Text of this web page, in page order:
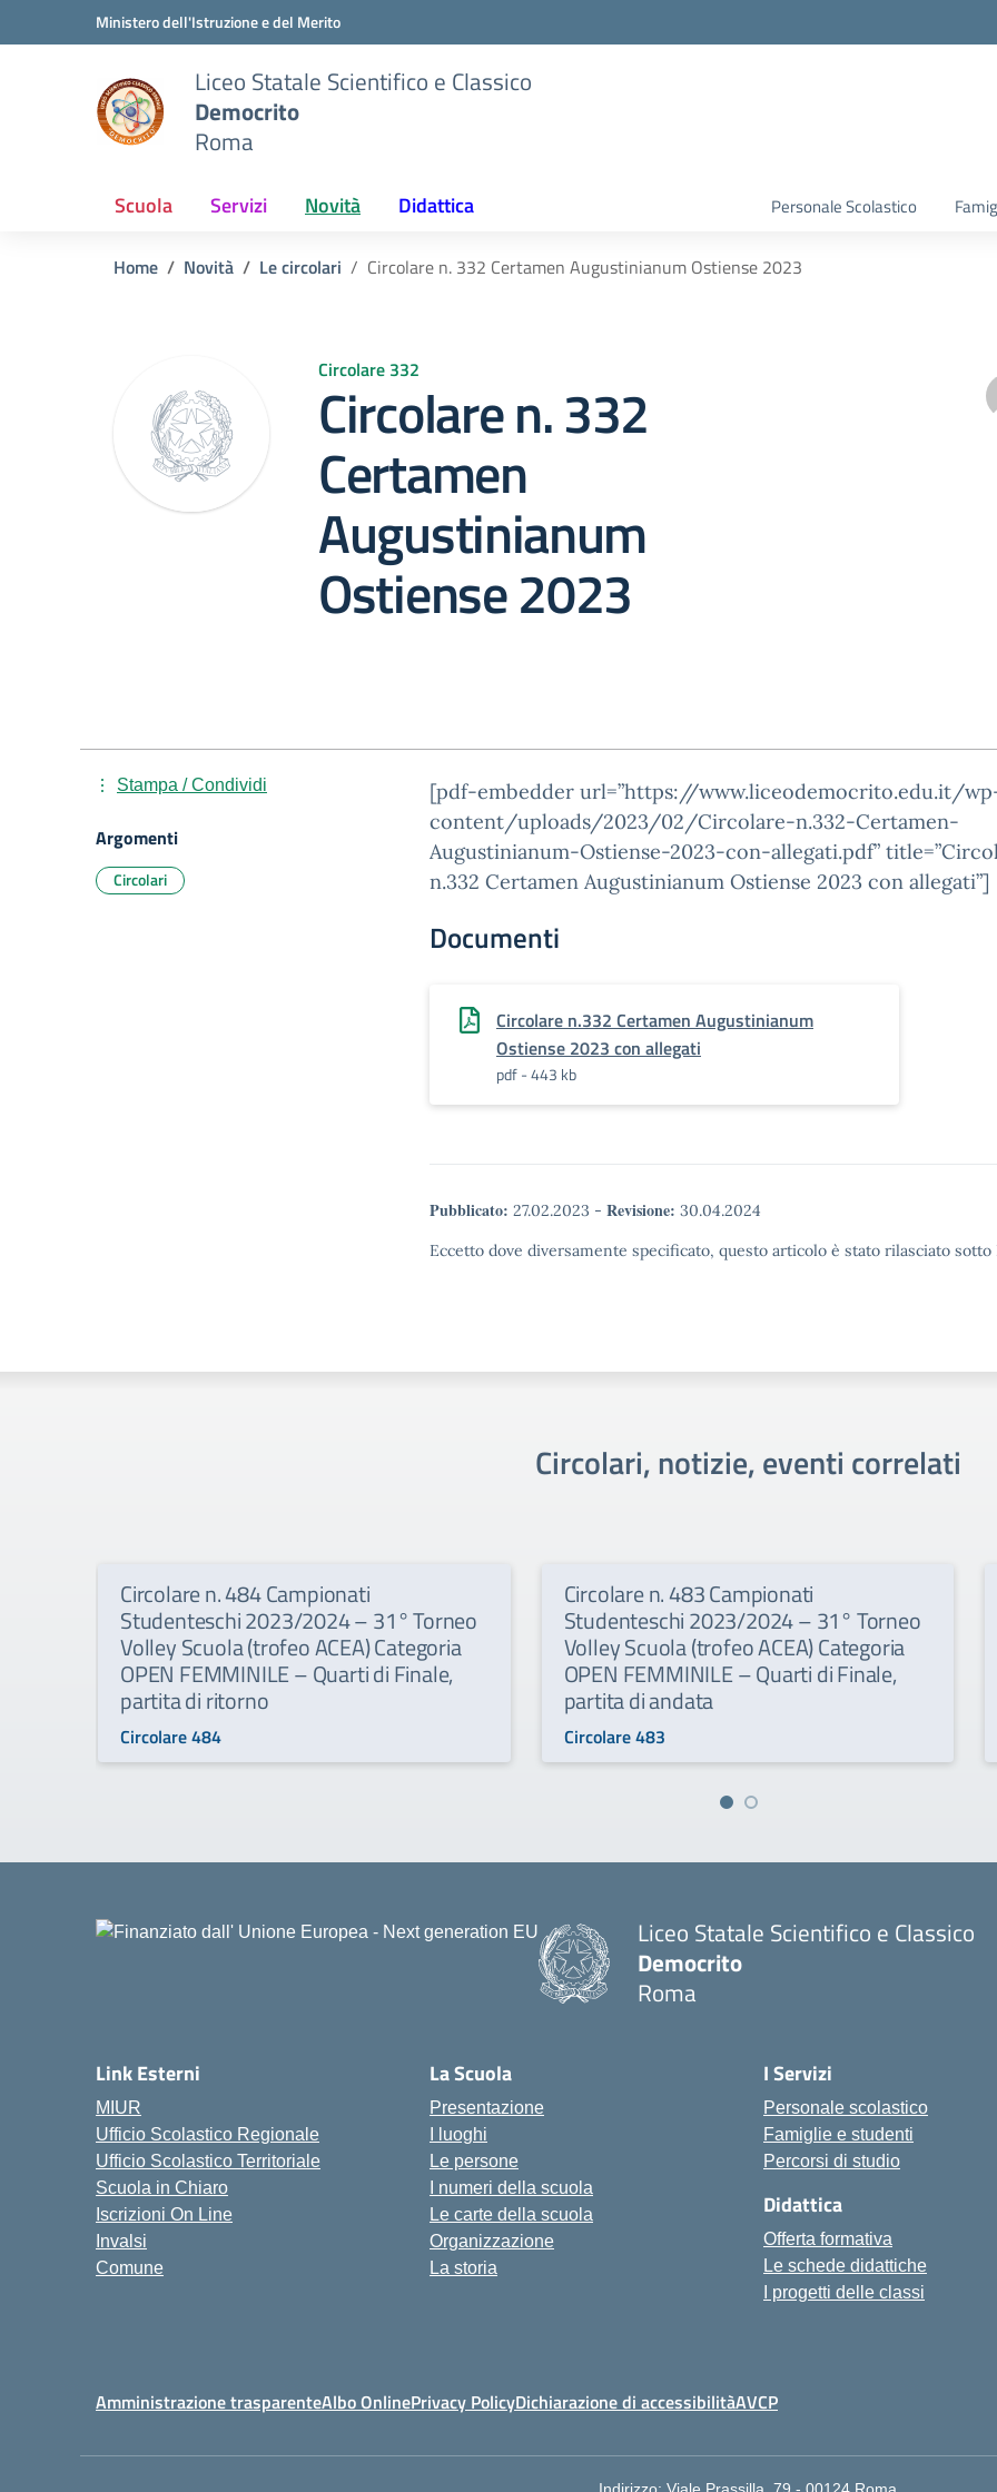
Ministero dell'Istruzione e del Merito
Liceo Statale Scientifico e Classico
Democrito
Roma
Scuola Servizi Novità Didattica Personale Scolastico
Home Novità Le circolari Circolare n. 332 Certamen Augustinianum Ostiense 2023
Circolare 332
Circolare n. 332
Certamen
Augustinianum
Ostiense 2023
[pdf-embedder url=”https://www.liceodemocrito.edu.it/
content/uploads/2023/02/Circolare-n.332-Certamen-
Augustinianum-Ostiense-2023-con-allegati.pdf”
n.332 Certamen Augustinianum Ostiense 2023 con allegati”]
Documenti
Circolare n.332 Certamen Augustinianum
Ostiense 2023 con allegati
pdf - 443 kb
Pubblicato: 27.02.2023 - Revisione: 30.04.2024
Eccetto dove diversamente specificato, questo articolo è stato rilasciato
Stampa / Condividi
Argomenti
Circolari
Circolari, notizie, eventi correlati
Circolare n. 484 Campionati
Studenteschi 2023/2024 – 31° Torneo
Volley Scuola (trofeo ACEA) Categoria
OPEN FEMMINILE – Quarti di Finale,
partita di ritorno
Circolare 484
Circolare n. 483 Campionati
Studenteschi 2023/2024 – 31° Torneo
Volley Scuola (trofeo ACEA) Categoria
OPEN FEMMINILE – Quarti di Finale,
partita di andata
Circolare 483
Liceo Statale Scientifico e Classico
Democrito
Roma
Link Esterni
MIUR
Ufficio Scolastico Regionale
Ufficio Scolastico Territoriale
Scuola in Chiaro
Iscrizioni On Line
Invalsi
Comune
La Scuola
Presentazione
I luoghi
Le persone
I numeri della scuola
Le carte della scuola
Organizzazione
La storia
I Servizi
Personale scolastico
Famiglie e studenti
Percorsi di studio
Didattica
Offerta formativa
Le schede didattiche
I progetti delle classi
Amministrazione trasparenteAlbo OnlinePrivacy PolicyDichiarazione di accessibilitàAVCP